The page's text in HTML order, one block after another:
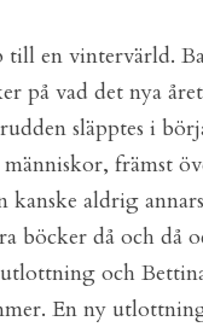
till en vintervärld.
på vad det nya
släpptes i
främst
aldrig
då och då
och
En ny